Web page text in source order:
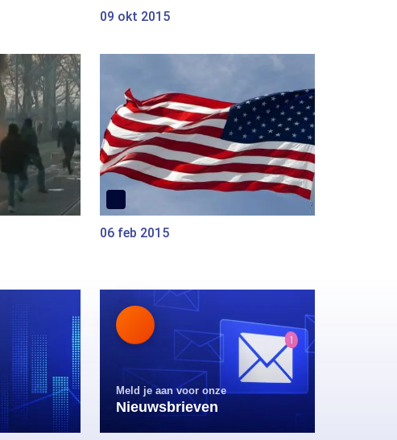
09 okt 2015
06 feb 2015
Meld je aan voor onze
Nieuwsbrieven